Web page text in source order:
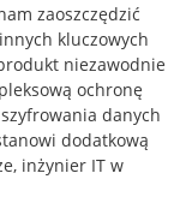
zaoszczędzić
kluczowych
niezawodnie
ochronę
danych
dodatkową
inżynier IT w